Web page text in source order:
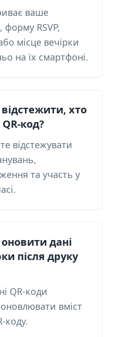
ваше
RSVP,
місце вечірки
на їх смартфоні.
хто
код?
відстежувати
та участь у
дані
після друку
QR-коди
вміст
коду.